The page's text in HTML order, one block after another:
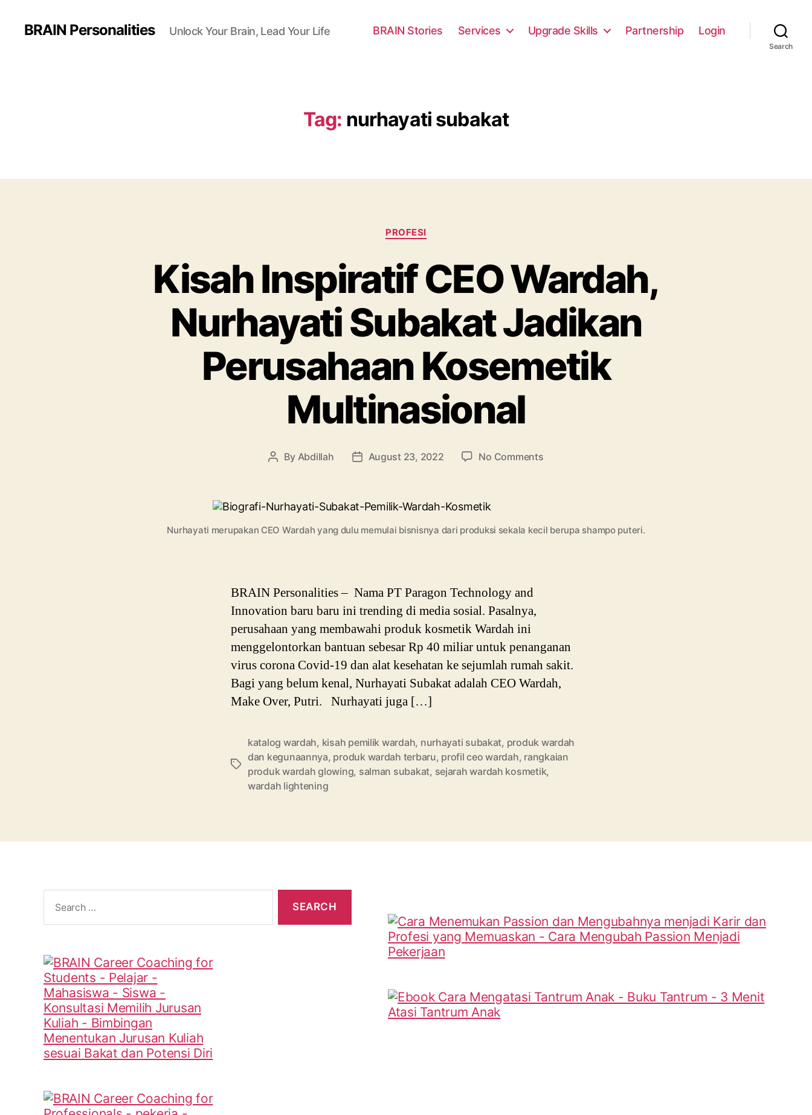
BRAIN Personalities Unlock Your Brain, Lead Your Life BRAIN Stories Services Upgrade Skills Partnership Login
Search
Tag: nurhayati subakat
Categories
PROFESI
Kisah Inspiratif CEO Wardah,
Nurhayati Subakat Jadikan
Perusahaan Kosemetik
Multinasional
Post
By Abdillah
PostAugust 23, 2022 No Commentson
Nurhayati
Nurhayati merupakan CEO Wardah yang dulu memulai bisnisnya dari produksi sekala kecil berupa shampo puteri.
BRAIN Personalities – Nama PT Paragon Technology and
Innovation baru baru ini trending di media sosial. Pasalnya,
perusahaan yang membawahi produk kosmetik Wardah ini
menggelontorkan bantuan sebesar Rp 40 miliar untuk penanganan
virus corona Covid-19 dan alat kesehatan ke sejumlah rumah sakit.
Bagi yang belum kenal, Nurhayati Subakat adalah CEO Wardah,
Make Over, Putri. Nurhayati juga […]
Tags
katalog wardah, kisah pemilik wardah, nurhayati subakat, produk wardah
dan kegunaannya, produk wardah terbaru, profil ceo wardah, rangkaian
produk wardah glowing, salman subakat, sejarah wardah kosmetik,
wardah lightening
for: